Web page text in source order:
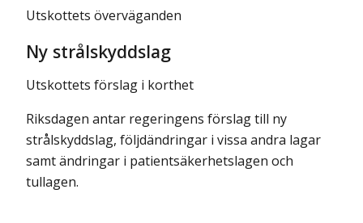
Utskottets överväganden
Ny strålskyddslag
Utskottets förslag i korthet
Riksdagen antar regeringens förslag till ny
strålskyddslag, följdändringar i vissa andra lagar
samt ändringar i patientsäkerhetslagen och
tullagen.